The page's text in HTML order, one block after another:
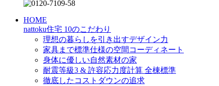
HOME
nattoku住宅 10のこだわり
理想の暮らしを引き出すデザイン力
家具まで標準仕様の空間コーディネート
身体に優しい自然素材の家
耐震等級3 & 許容応力度計算 全棟標準
徹底したコストダウンの追求